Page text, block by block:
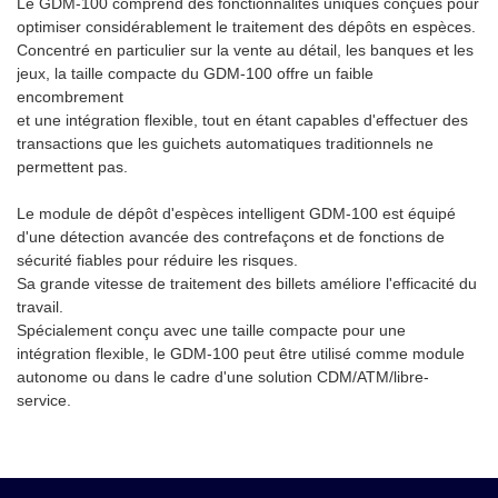
Le GDM-100 comprend des fonctionnalités uniques conçues pour
optimiser considérablement le traitement des dépôts en espèces.
Concentré en particulier sur la vente au détail, les banques et les
jeux, la taille compacte du GDM-100 offre un faible
encombrement
et une intégration flexible, tout en étant capables d'effectuer des
transactions que les guichets automatiques traditionnels ne
permettent pas.
Le module de dépôt d'espèces intelligent GDM-100 est équipé
d'une détection avancée des contrefaçons et de fonctions de
sécurité fiables pour réduire les risques.
Sa grande vitesse de traitement des billets améliore l'efficacité du
travail.
Spécialement conçu avec une taille compacte pour une
intégration flexible, le GDM-100 peut être utilisé comme module
autonome ou dans le cadre d'une solution CDM/ATM/libre-
service.
fiables pour réduire les
risques.Sa vitesse élevée de
traitement des billets améliore
l’efficacité du
travail.Spécialement conçu
avec une taille compacte pour
une intégration flexible, le
comme module autonome, soit
dans le cadre d'une solution
CDM/ATM/libre-service.
gamme de widgets (plugins)
pour suivre vos opérations,
recevoir des notifications et
générer des rapports.
Personnalisez votre espace de
travail pour une gestion de
trésorerie plus rapide et plus
efficace.